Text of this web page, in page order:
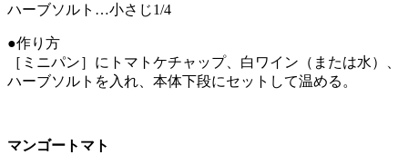
ハーブソルト…小さじ1/4
●作り方
［ミニパン］にトマトケチャップ、白ワイン（または水）、
ハーブソルトを入れ、本体下段にセットして温める。
マンゴートマト